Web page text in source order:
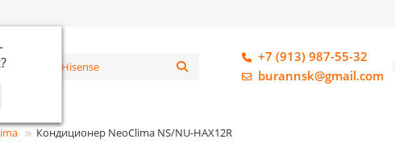
?
+7 (913) 987-55-32
burannsk@gmail.com
Кондиционер NeoClima NS/NU-HAX12R